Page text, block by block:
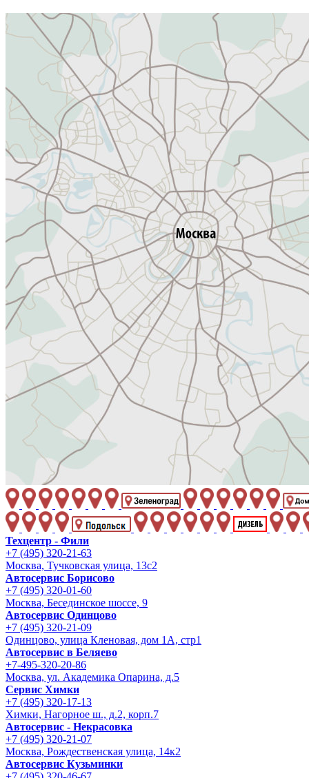
Техцентр - Фили
+7 (495) 320-21-63
Москва, Тучковская улица, 13с2
Автосервис Борисово
+7 (495) 320-01-60
Москва, Бесединское шоссе, 9
Автосервис Одинцово
+7 (495) 320-21-09
Одинцово, улица Кленовая, дом 1А, стр1
Автосервис в Беляево
+7-495-320-20-86
Москва, ул. Академика Опарина, д.5
Сервис Химки
+7 (495) 320-17-13
Химки, Нагорное ш., д.2, корп.7
Автосервис - Некрасовка
+7 (495) 320-21-07
Москва, Рождественская улица, 14к2
Автосервис Кузьминки